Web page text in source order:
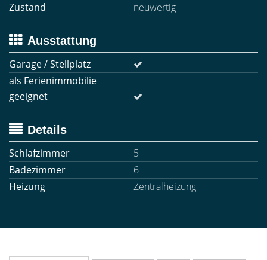
Zustand
neuwertig
Ausstattung
Garage / Stellplatz
als Ferienimmobilie
geeignet
Details
Schlafzimmer
5
Badezimmer
6
Heizung
Zentralheizung